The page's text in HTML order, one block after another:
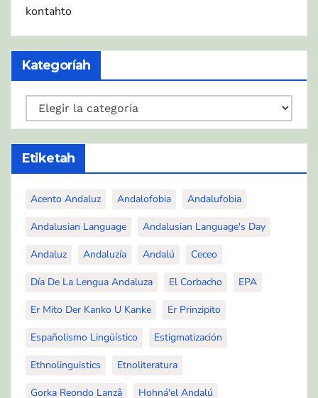
kontahto
Kategoríah
Kategoríah
Etiketah
Acento Andaluz Andalofobia Andalufobia
Andalusian Language Andalusian Language's Day
Andaluz Andaluzía Andalú Ceceo
Día De La Lengua Andaluza El Corbacho EPA
Er Mito Der Kanko U Kanke Er Prinzipito
Españolismo Lingüístico Estigmatización
Ethnolinguistics Etnoliteratura
Gorka Reondo Lanzâ Hohná'el Andalú